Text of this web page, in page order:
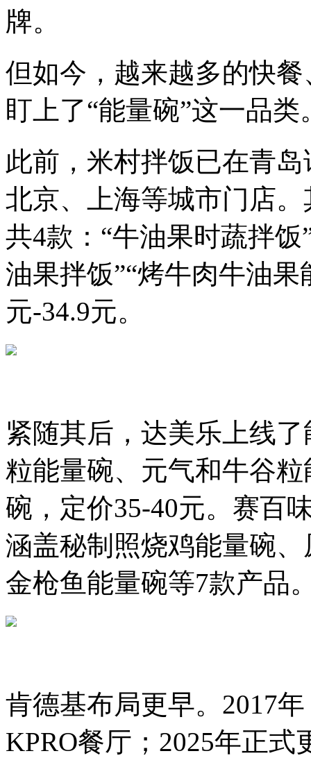
牌。
但如今，越来越多的快
盯上了“能量碗”这一品类
此前，米村拌饭已在青
北京、上海等城市门店
共4款：“牛油果时蔬拌
油果拌饭”“烤牛肉牛油
元-34.9元。
紧随其后，达美乐上线
粒能量碗、元气和牛谷
碗，定价35-40元。赛百
涵盖秘制照烧鸡能量碗
金枪鱼能量碗等7款产品
肯德基布局更早。2017
KPRO餐厅；2025年正式